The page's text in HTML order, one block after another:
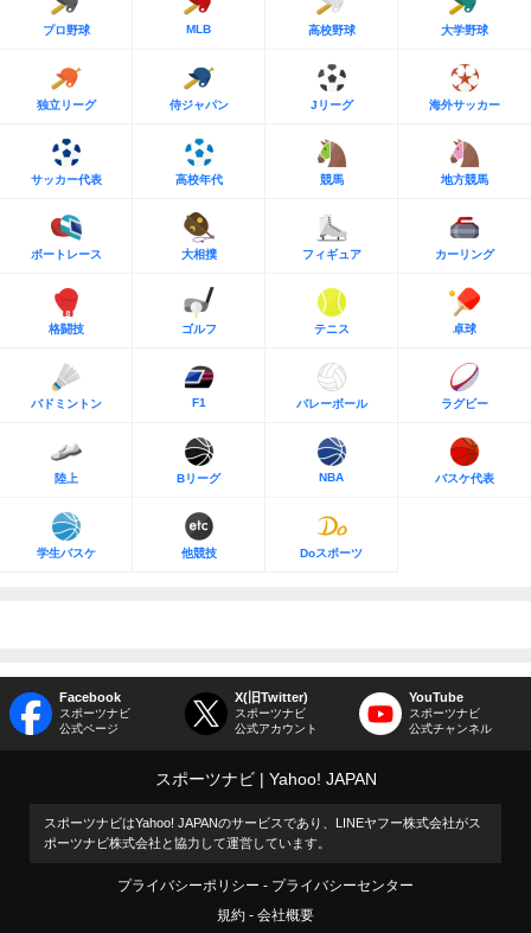
プロ野球 MLB 高校野球 大学野球
独立リーグ 侍ジャパン Jリーグ 海外サッカー
サッカー代表 高校年代 競馬 地方競馬
ボートレース 大相撲 フィギュア カーリング
格闘技 ゴルフ テニス 卓球
バドミントン F1 バレーボール ラグビー
陸上 Bリーグ NBA バスケ代表
学生バスケ 他競技 Doスポーツ
Facebook
スポーツナビ
公式ページ
X(旧Twitter)
スポーツナビ
公式アカウント
YouTube
スポーツナビ
公式チャンネル
スポーツナビ Yahoo! JAPAN
スポーツナビはYahoo! JAPANのサービスであり、LINEヤフー株式会社がス
ポーツナビ株式会社と協力して運営しています。
プライバシーポリシー
プライバシーセンター
規約
会社概要